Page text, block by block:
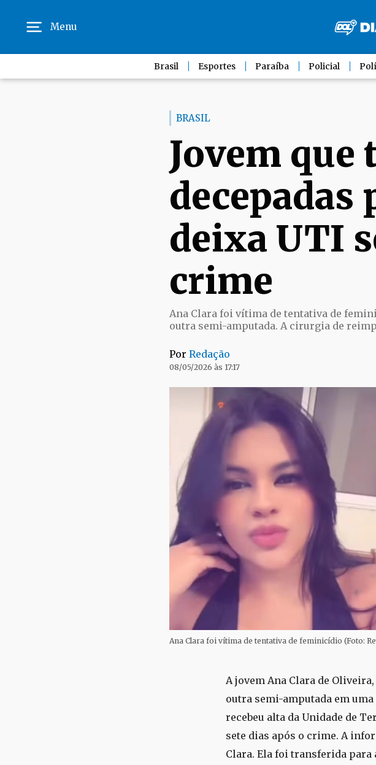
Menu
Brasil Esportes Paraíba Policial
BRASIL
Jovem que
decepadas
deixa UTI
crime
Ana Clara foi vítima de tentativa de
outra semi-amputada. A cirurgia de
Por Redação
08/05/2026 às 17:17
Ana Clara foi vítima de tentativa de feminicídio (Foto:
A jovem Ana Clara de
outra semi-amputada em
recebeu alta da Unidade de
sete dias após o crime. A
Clara. Ela foi transferida